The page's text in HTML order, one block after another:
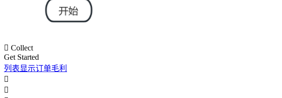
 Collect
Get Started
列表显示订单毛利

